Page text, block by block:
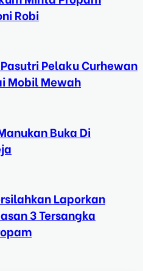
Robi
Pelaku Curhewan
Mobil Mewah
Buka Di
Laporkan
3 Tersangka